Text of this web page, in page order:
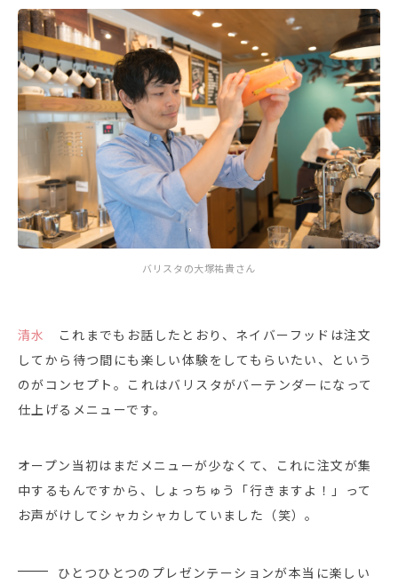
バリスタの大塚祐貴さん
清水
これまでもお話したとおり、ネイバーフッドは注文
してから待つ間にも楽しい体験をしてもらいたい、という
のがコンセプト。これはバリスタがバーテンダーになって
仕上げるメニューです。
オープン当初はまだメニューが少なくて、これに注文が集
中するもんですから、しょっちゅう「行きますよ！」って
お声がけしてシャカシャカしていました（笑）。
ひとつひとつのプレゼンテーションが本当に楽しい